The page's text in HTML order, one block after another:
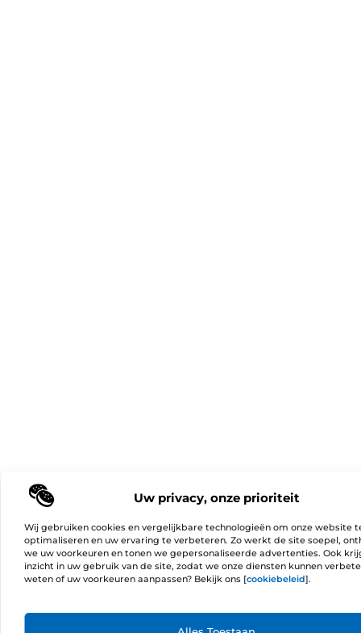
Uw privacy, onze prioriteit
Wij gebruiken cookies en vergelijkbare technologieën om onze website
optimaliseren en uw ervaring te verbeteren. Zo werkt de site soepel,
we uw voorkeuren en tonen we gepersonaliseerde advertenties. Ook
inzicht in uw gebruik van de site, zodat we onze diensten kunnen
weten of uw voorkeuren aanpassen? Bekijk ons [cookiebeleid].